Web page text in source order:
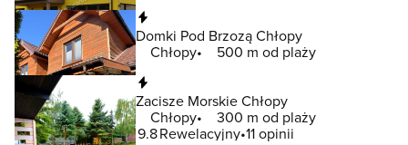
Domki Pod Brzozą Chłopy
Chłopy
500 m od plaży
Zacisze Morskie Chłopy
Chłopy
300 m od plaży
9.8Rewelacyjny 11 opinii